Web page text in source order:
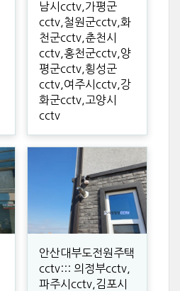
남시cctv,가평군
cctv,철원군cctv,화
천군cctv,춘천시
cctv,홍천군cctv,양
평군cctv,횡성군
cctv,여주시cctv,강
화군cctv,고양시
cctv
안산대부도전원주택
cctv::: 의정부cctv,
파주시cctv,김포시